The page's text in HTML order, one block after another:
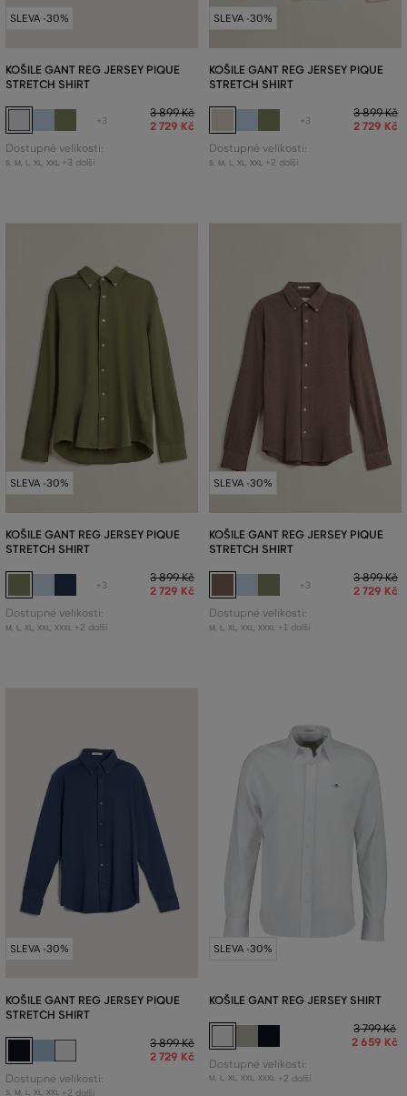
SLEVA -30%
KOŠILE GANT REG JERSEY PIQUE
STRETCH SHIRT
+3
3 899 Kč
2 729 Kč
Dostupné velikosti:
S, M L XL XXL +3 další
SLEVA -30%
KOŠILE GANT REG JERSEY PIQUE
STRETCH SHIRT
+3
3 899 Kč
2 729 Kč
Dostupné velikosti:
S, M L XL XXL +2 další
SLEVA -30%
KOŠILE GANT REG JERSEY PIQUE
STRETCH SHIRT
+3
3 899 Kč
2 729 Kč
Dostupné velikosti:
M L XL XXL XXXL +2 další
SLEVA -30%
KOŠILE GANT REG JERSEY PIQUE
STRETCH SHIRT
+3
3 899 Kč
2 729 Kč
Dostupné velikosti:
M L XL XXL XXXL +1 další
SLEVA -30%
KOŠILE GANT REG JERSEY PIQUE
STRETCH SHIRT
3 899 Kč
2 729 Kč
Dostupné velikosti:
S, M L, XL, XXL +2 další
SLEVA -30%
KOŠILE GANT REG JERSEY SHIRT
3 799 Kč
2 659 Kč
Dostupné velikosti:
M L, XL, XXL, XXXL +2 další